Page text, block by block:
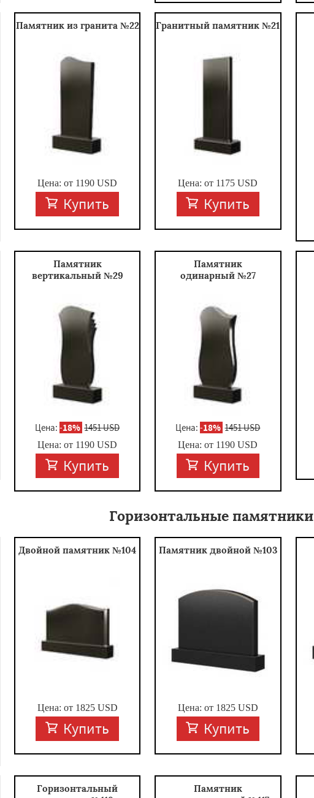
Памятник из гранита №22
Цена: от 1190 USD
Купить
Гранитный памятник №21
Цена: от 1175 USD
Купить
Памятник
вертикальный №29
Цена:-18% 1451 USD
Цена: от 1190 USD
Купить
Памятник
одинарный №27
Цена:-18% 1451 USD
Цена: от 1190 USD
Купить
Горизонтальные памятники
Двойной памятник №104
Цена: от 1825USD
Купить
Памятник двойной №103
Цена: от 1825USD
Купить
Горизонтальный
Памятник